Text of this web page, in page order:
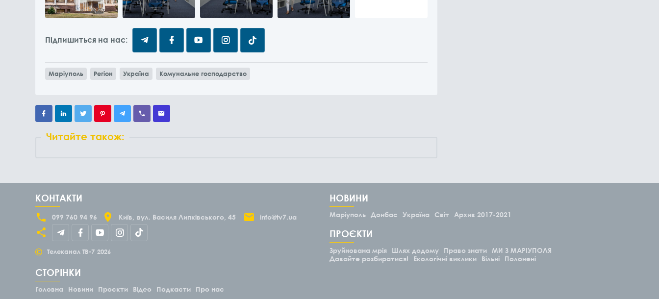
Підпишиться на нас:
Маріуполь Регіон Україна Комунальне господарство
Читайте також:
КОНТАКТИ
099 760 94 96 Київ вул. Василя Липківського, 45 info@tv7.ua
© Телеканал ТВ-7 2026
СТОРІНКИ
Головна Новини Проєкти Відео Подкасти Про нас
НОВИНИ
Маріуполь Донбас Україна Світ Архив 2017-2021
ПРОЄКТИ
Зруйнована мрія Шлях додому Право знати
МИ З МАРІУПОЛЯ
Давайте розбиратися!
Екологічні виклики Вільні Полонені